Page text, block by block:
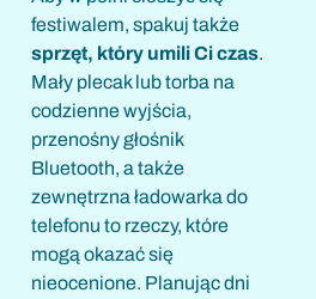
festiwalem, spakuj także
sprzęt, który umili Ci czas.
Mały plecak lub torba na
codzienne wyjścia,
przenośny głośnik
Bluetooth, a także
zewnętrzna ładowarka do
telefonu to rzeczy, które
mogą okazać się
nieocenione. Planując dni